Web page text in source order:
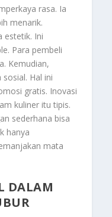
rasa. Ia
menarik.
estetik. Ini
. Para pembeli
Kemudian,
Hal ini
gratis. Inovasi
kuliner itu tipis.
sederhana bisa
hanya
mata
DALAM